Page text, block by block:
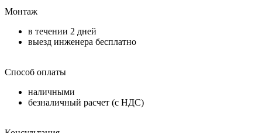
Монтаж
в течении 2 дней
выезд инженера бесплатно
Способ оплаты
наличными
безналичный расчет (с НДС)